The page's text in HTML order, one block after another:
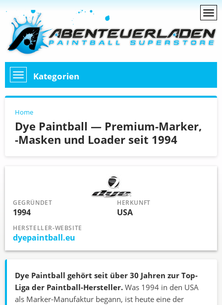
Kategorien
Home
Dye Paintball — Premium-Marker,
-Masken und Loader seit 1994
GEGRÜNDET
1994
HERKUNFT
USA
HERSTELLER-WEBSITE
dyepaintball.eu
Dye Paintball gehört seit über 30 Jahren zur Top-
Liga der Paintball-Hersteller. Was 1994 in den USA
als Marker-Manufaktur begann, ist heute eine der